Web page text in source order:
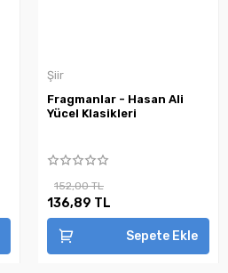
Şiir
Fragmanlar - Hasan Ali
Yücel Klasikleri
152,00 TL
136,89 TL
Sepete Ekle